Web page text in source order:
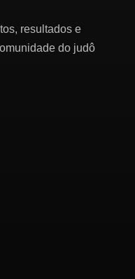
resultados e
do judô